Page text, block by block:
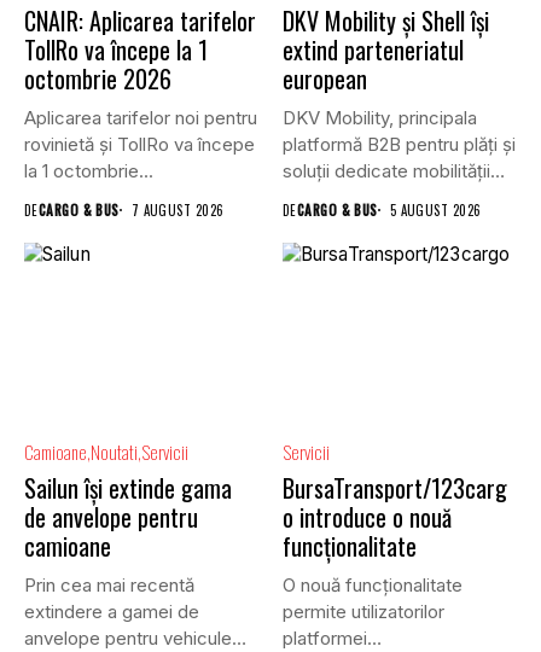
CNAIR: Aplicarea tarifelor
TollRo va începe la 1
octombrie 2026
Aplicarea tarifelor noi pentru
rovinietă și TollRo va începe
la 1 octombrie...
DECARGO & BUS 7 AUGUST 2026
DKV Mobility și Shell își
extind parteneriatul
european
DKV Mobility, principala
platformă B2B pentru plăți și
soluții dedicate mobilității
DECARGO & BUS 5 AUGUST 2026
Camioane Noutati Servicii
Sailun își extinde gama
de anvelope pentru
camioane
Prin cea mai recentă
extindere a gamei de
anvelope pentru vehicule
Servicii
BursaTransport/123carg
o introduce o nouă
funcționalitate
O nouă funcționalitate
permite utilizatorilor
platformei